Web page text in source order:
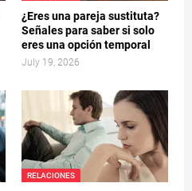
¿Eres una pareja sustituta?
Señales para saber si solo
eres una opción temporal
July 19, 2026
RELACIONES